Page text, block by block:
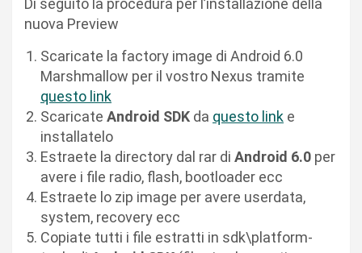
Di seguito la procedura per l’installazione della
nuova Preview
Scaricate la factory image di Android 6.0
Marshmallow per il vostro Nexus tramite
questo link
Scaricate Android SDK da questo link e
installatelo
Estraete la directory dal rar di Android 6.0 per
avere i file radio, flash, bootloader ecc
Estraete lo zip image per avere userdata,
system, recovery ecc
Copiate tutti i file estratti in sdk\platform-